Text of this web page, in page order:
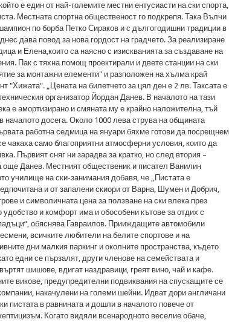
е един от най-големите местни ентусиасти на ски спорта,
Местната спортна общественост го подкрепя. Така Вълчи
по борба Петко Сираков и с дългогодишни традиции в
дава повод за нова гордост на градчето. За реализиране
и Елена,които са наясно с изискванията за създаване на
Пак с тяхна помощ проектирали и двете станции на ски
за монтажни елементи" и разположен на хълма край
"Хижата". „Цената на билетчето за цял ден е 2 лв. Таксата е
организатор Йордан Данев. В началото на тази
е амортизирано и смяната му е крайно наложителна, тъй
началото досега. Около 1000 лева струва на общината
работна седмица на януари бяхме готови да посрещнем
чакаха само благоприятни атмосферни условия, които да
Първият сняг ни зарадва за кратко, но след втория –
още Данев. Местният общественик и писател Ванилин
училище на ски-занимания добавя, че „Пистата е
и от запалени скиори от Варна, Шумен и Добрич,
и символичната цена за ползване на ски влека през
и комфорт има и обособени кътове за отдих с
обяснява Гавраилов. Прииждащите автомобили
всичките любители на белите спортове и на
дни малкия паркинг и околните пространства, където
едни се пързалят, други членове на семействата и
шишове, вдигат наздравици, греят вино, чай и кафе.
викове, предупредителни подвиквания на спускащите се
накачулени на големи шейни. Идват дори англичани
пистата в равнината и дошли в началото повече от
Когато видяли всенародното веселие обаче,